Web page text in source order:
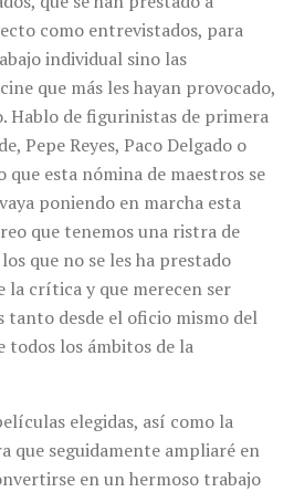
como entrevistados, para
individual sino las
que más les hayan provocado,
Hablo de figurinistas de primera
Pepe Reyes, Paco Delgado o
que esta nómina de maestros se
poniendo en marcha esta
que tenemos una ristra de
que no se les ha prestado
la crítica y que merecen ser
tanto desde el oficio mismo del
todos los ámbitos de la
elegidas, así como la
que seguidamente ampliaré en
en un hermoso trabajo